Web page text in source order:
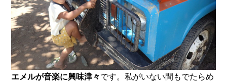
エメルが音楽に興味津々です。私がいない間もでたらめ